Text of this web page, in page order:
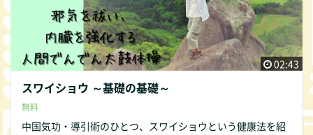
02:43
スワイショウ ～基礎の基礎～
無料
中国気功・導引術のひとつ、スワイショウという健康法を紹